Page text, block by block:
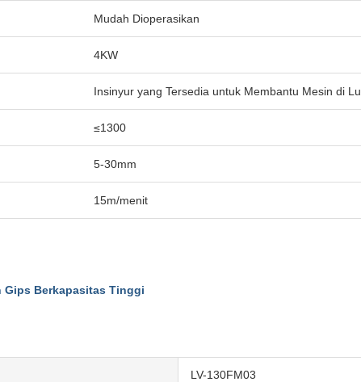
Mudah Dioperasikan
4KW
Insinyur yang Tersedia untuk Membantu Mesin di
≤1300
5-30mm
15m/menit
Gips Berkapasitas Tinggi
LV-130FM03